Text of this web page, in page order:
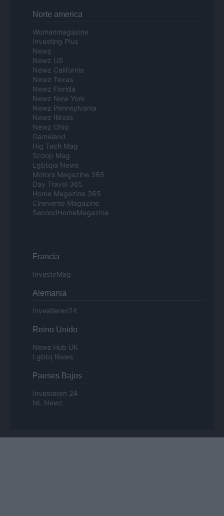
Norte america
Womanmagazine
Investing Plus
Newz
Newz US
Newz California
Newz Texas
Newz Florida
Newz New York
Newz Pennsylvania
Newz Illinois
Newz Ohio
Gameland
Hig Tech Mag
Scoop Mag
Lgbtqia News
Motors Magazine 365
Day Travel 365
Home Magazine 365
Cineverse Magazine
SecondHomeMagazine
Francia
InvestirMag
Alemania
Investieren24
Reino Unido
News Hub UK
Lgbtq News
Paeses Bajos
Investeren 24
NL Newz